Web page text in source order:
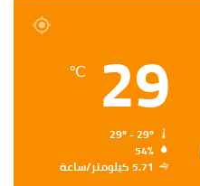
29
℃
54%
5.71 كيلومتر/ساعة